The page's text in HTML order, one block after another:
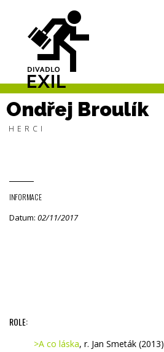
Ondřej Broulík
HERCI
INFORMACE
Datum: 02/11/2017
ROLE:
>A co láska, r. Jan Smeták (2013)